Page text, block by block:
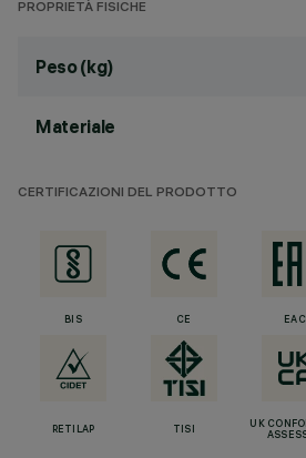
PROPRIETÀ FISICHE
Peso (kg)
Materiale
CERTIFICAZIONI DEL PRODOTTO
BIS CE EAC
RETILAP TISI
UK